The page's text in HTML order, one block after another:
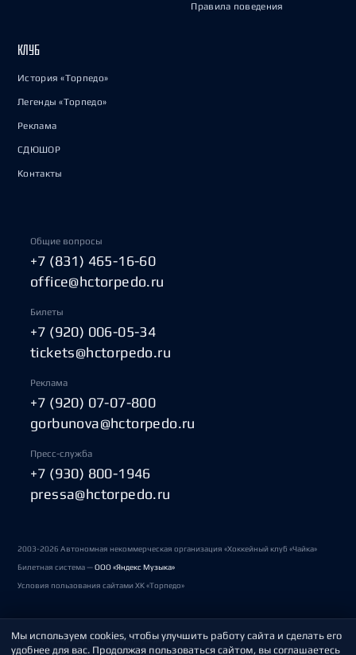
Правила поведения
КЛУБ
История «Торпедо»
Легенды «Торпедо»
Реклама
СДЮШОР
Контакты
Общие вопросы
+7 (831) 465-16-60
office@hctorpedo.ru
Билеты
+7 (920) 006-05-34
tickets@hctorpedo.ru
Реклама
+7 (920) 07-07-800
gorbunova@hctorpedo.ru
Пресс-служба
+7 (930) 800-1946
pressa@hctorpedo.ru
2003-2026 Автономная некоммерческая организация «Хоккейный клуб «Чайка»
Билетная система —ООО «Яндекс Музыка»
Условия пользования сайтами ХК «Торпедо»
Политика обработки персональных данных
Мы используем cookies, чтобы улучшить работу сайта и сделать его
удобнее для вас. Продолжая пользоваться сайтом, вы соглашаетесь